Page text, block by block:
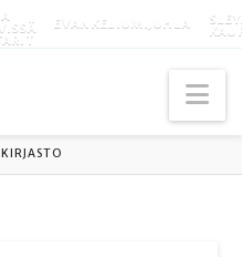
EVANKELIUMIJUHLA